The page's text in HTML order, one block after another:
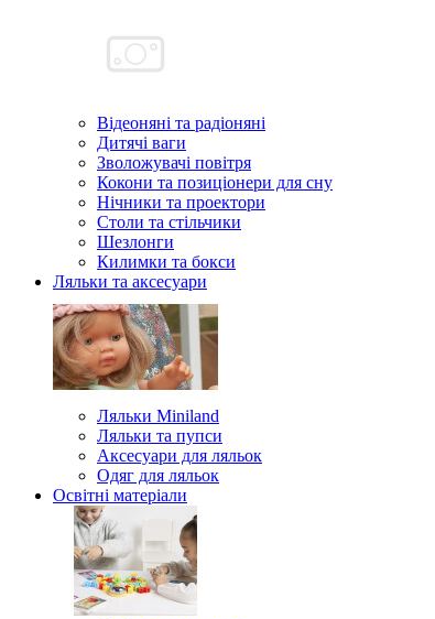
Відеоняні та радіоняні
Дитячі ваги
Зволожувачі повітря
Кокони та позиціонери для сну
Нічники та проектори
Столи та стільчики
Шезлонги
Килимки та бокси
Ляльки та аксесуари
Ляльки Miniland
Ляльки та пупси
Аксесуари для ляльок
Одяг для ляльок
Освітні матеріали